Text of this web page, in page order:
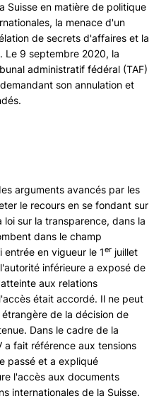
Suisse en matière de politique
la menace d'un
de secrets d'affaires et la
Le 9 septembre 2020, la
administratif fédéral (TAF)
son annulation et
arguments avancés par les
le recours en se fondant sur
sur la transparence, dans la
dans le champ
en vigueur le 1er juillet
inférieure a exposé de
aux relations
était accordé. Il ne peut
de la décision de
Dans le cadre de la
a fait référence aux tensions
passé et a expliqué
l'accès aux documents
internationales de la Suisse.